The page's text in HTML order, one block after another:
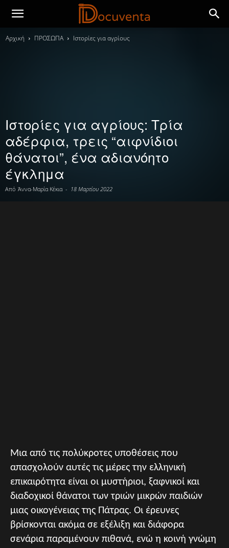
Αρχική ΠΡΟΣΩΠΑ Ιστορίες για αγρίους
Ιστορίες για αγρίους: Τρία
αδέρφια, τρεις “αιφνίδιοι
θάνατοι”, ένα αδιανόητο
έγκλημα
Από Άννα-Μαρία Κέκια - 18 Μαρτίου 2022
Μια από τις πολύκροτες υποθέσεις που
απασχολούν αυτές τις μέρες την ελληνική
επικαιρότητα είναι οι μυστήριοι, ξαφνικοί και
διαδοχικοί θάνατοι των τριών μικρών παιδιών
μιας οικογένειας της Πάτρας. Οι έρευνες
βρίσκονται ακόμα σε εξέλιξη και διάφορα
σενάρια παραμένουν πιθανά, ενώ η κοινή γνώμη